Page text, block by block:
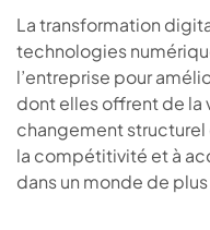
La transformation
technologies
l’entreprise pour
dont elles offrent de la
changement structurel
la compétitivité et à
dans un monde de